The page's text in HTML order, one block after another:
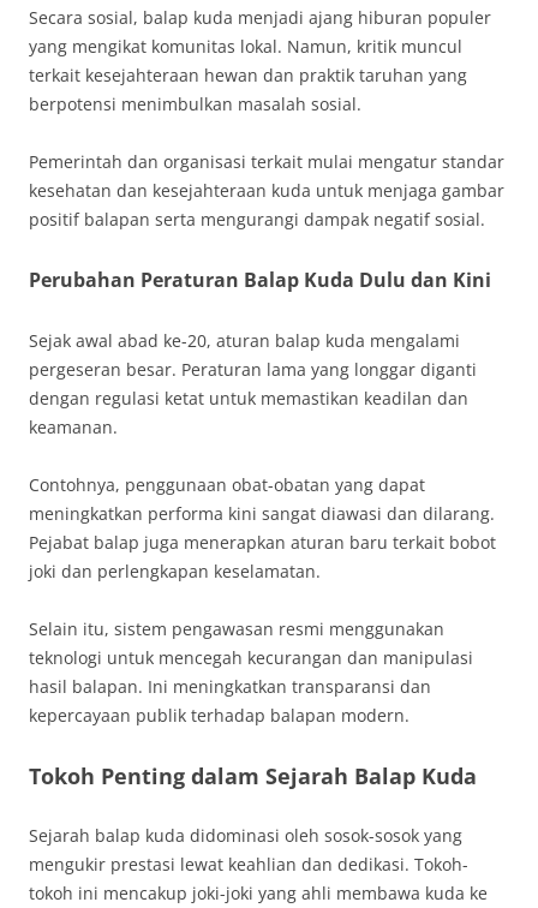
Secara sosial, balap kuda menjadi ajang hiburan populer
yang mengikat komunitas lokal. Namun, kritik muncul
terkait kesejahteraan hewan dan praktik taruhan yang
berpotensi menimbulkan masalah sosial.
Pemerintah dan organisasi terkait mulai mengatur standar
kesehatan dan kesejahteraan kuda untuk menjaga gambar
positif balapan serta mengurangi dampak negatif sosial.
Perubahan Peraturan Balap Kuda Dulu dan Kini
Sejak awal abad ke-20, aturan balap kuda mengalami
pergeseran besar. Peraturan lama yang longgar diganti
dengan regulasi ketat untuk memastikan keadilan dan
keamanan.
Contohnya, penggunaan obat-obatan yang dapat
meningkatkan performa kini sangat diawasi dan dilarang.
Pejabat balap juga menerapkan aturan baru terkait bobot
joki dan perlengkapan keselamatan.
Selain itu, sistem pengawasan resmi menggunakan
teknologi untuk mencegah kecurangan dan manipulasi
hasil balapan. Ini meningkatkan transparansi dan
kepercayaan publik terhadap balapan modern.
Tokoh Penting dalam Sejarah Balap Kuda
Sejarah balap kuda didominasi oleh sosok-sosok yang
mengukir prestasi lewat keahlian dan dedikasi. Tokoh-
tokoh ini mencakup joki-joki yang ahli membawa kuda ke